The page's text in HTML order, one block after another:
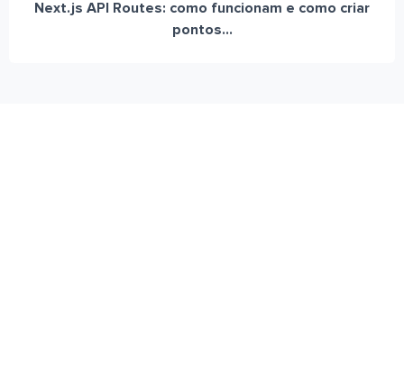
Next.js API Routes: como funcionam e como criar
pontos...